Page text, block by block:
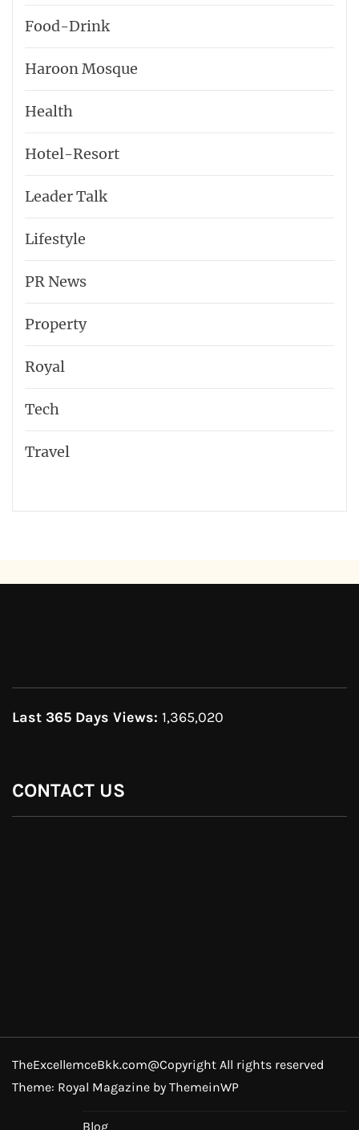
Food-Drink
Haroon Mosque
Health
Hotel-​Resort
Leader Talk
Lifestyle
PR News
Property
Royal
Tech
Travel
Last 365 Days Views: 1,365,020
CONTACT US
Home
Pin Posts